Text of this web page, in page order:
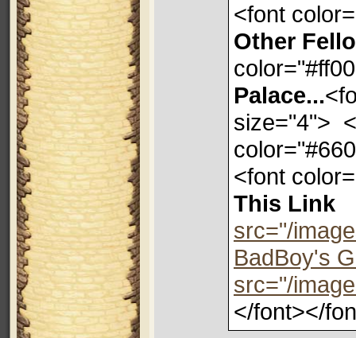
<font
Other
Palace...
size="4">
<font
This
src="/
BadBoy's
src="/
</font></